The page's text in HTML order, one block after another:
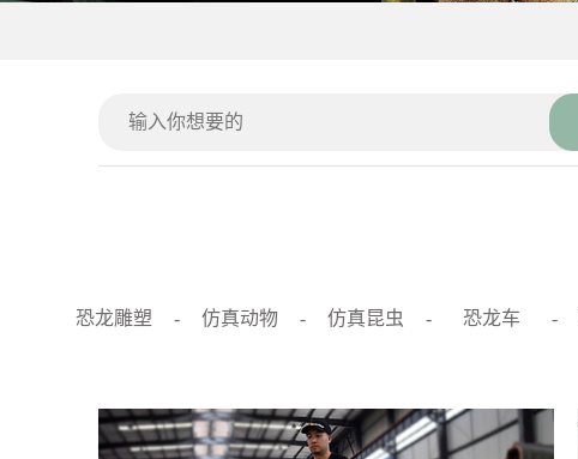
恐龙雕塑 - 仿真动物 - 仿真昆虫 - 恐龙车 -